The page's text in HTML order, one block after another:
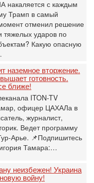
накаляется с каждым
Трамп в самый
отменил решение
тяжелых ударов по
Какую опасную
наземное вторжение.
готовность.
ближе!
ITON-TV
офицер ЦАХАЛа в
журналист,
Ведет программу
Арье. 📌Подпишитесь
Тамара:…
неизбежен! Украина
войну!